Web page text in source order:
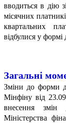
вводиться в дію
місячних
квартальних
відбулися у формі
Загальні
Зміни до форми
Мінфіну від
внесення змін
Міністерства